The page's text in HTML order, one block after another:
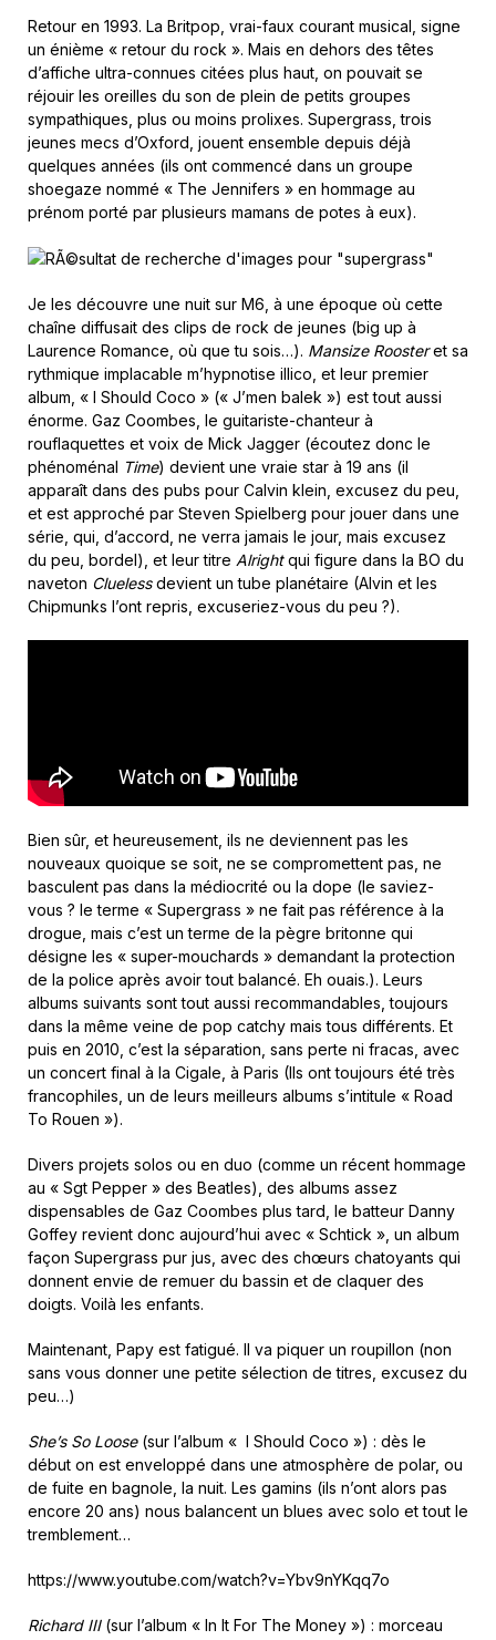
Retour en 1993. La Britpop, vrai-faux courant musical, signe
un énième « retour du rock ». Mais en dehors des têtes
d’affiche ultra-connues citées plus haut, on pouvait se
réjouir les oreilles du son de plein de petits groupes
sympathiques, plus ou moins prolixes. Supergrass, trois
jeunes mecs d’Oxford, jouent ensemble depuis déjà
quelques années (ils ont commencé dans un groupe
shoegaze nommé « The Jennifers » en hommage au
prénom porté par plusieurs mamans de potes à eux).
Je les découvre une nuit sur M6, à une époque où cette
chaîne diffusait des clips de rock de jeunes (big up à
Laurence Romance, où que tu sois…). Mansize Roosteret sa
rythmique implacable m’hypnotise illico, et leur premier
album, « I Should Coco » (« J’men balek ») est tout aussi
énorme. Gaz Coombes, le guitariste-chanteur à
rouflaquettes et voix de Mick Jagger (écoutez donc le
phénoménal Time) devient une vraie star à 19 ans (il
apparaît dans des pubs pour Calvin klein, excusez du peu,
et est approché par Steven Spielberg pour jouer dans une
série, qui, d’accord, ne verra jamais le jour, mais excusez
du peu, bordel), et leur titre Alrightqui figure dans la BO du
naveton Cluelessdevient un tube planétaire (Alvin et les
Chipmunks l’ont repris, excuseriez-vous du peu ?).
Bien sûr, et heureusement, ils ne deviennent pas les
nouveaux quoique se soit, ne se compromettent pas, ne
basculent pas dans la médiocrité ou la dope (le saviez-
vous ? le terme « Supergrass » ne fait pas référence à la
drogue, mais c’est un terme de la pègre britonne qui
désigne les « super-mouchards » demandant la protection
de la police après avoir tout balancé. Eh ouais.). Leurs
albums suivants sont tout aussi recommandables, toujours
dans la même veine de pop catchy mais tous différents. Et
puis en 2010, c’est la séparation, sans perte ni fracas, avec
un concert final à la Cigale, à Paris (Ils ont toujours été très
francophiles, un de leurs meilleurs albums s’intitule « Road
To Rouen »).
Divers projets solos ou en duo (comme un récent hommage
au « Sgt Pepper » des Beatles), des albums assez
dispensables de Gaz Coombes plus tard, le batteur Danny
Goffey revient donc aujourd’hui avec « Schtick », un album
façon Supergrass pur jus, avec des chœurs chatoyants qui
donnent envie de remuer du bassin et de claquer des
doigts. Voilà les enfants.
Maintenant, Papy est fatigué. Il va piquer un roupillon (non
sans vous donner une petite sélection de titres, excusez du
peu…)
She’s So Loose(sur l’album « I Should Coco ») : dès le
début on est enveloppé dans une atmosphère de polar, ou
de fuite en bagnole, la nuit. Les gamins (ils n’ont alors pas
encore 20 ans) nous balancent un blues avec solo et tout le
tremblement…
https://www.youtube.com/watch?v=Ybv9nYKqq7o
Richard III(sur l’album « In It For The Money ») : morceau